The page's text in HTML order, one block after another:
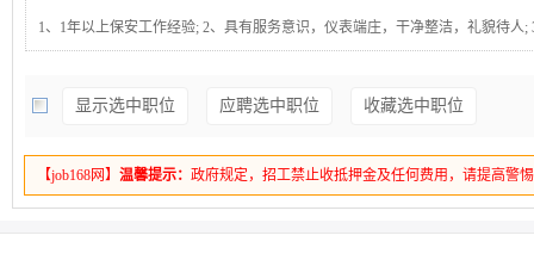
1、1年以上保安工作经验; 2、具有服务意识，仪表端庄，干净整洁，礼貌待人;
以上，有保安经验先考虑; 4、有消防中控室工作经验的先考虑。
显示选中职位 应聘选中职位 收藏选中职位
【job168网】 温馨提示： 政府规定，招工禁止收抵押金及任何费用，请提高警